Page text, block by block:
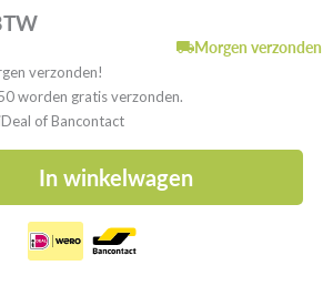
Morgen verzonden
verzonden!
worden gratis verzonden.
of Bancontact
In winkelwagen